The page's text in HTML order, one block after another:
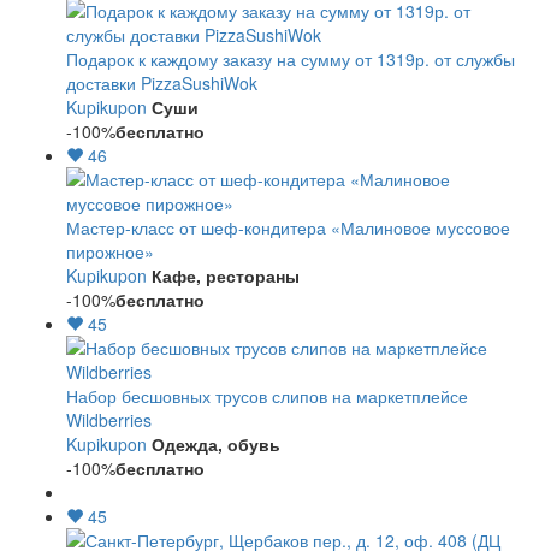
Подарок к каждому заказу на сумму от 1319р. от службы
доставки PizzaSushiWok
Kupikupon Суши
-100%бесплатно
46
Мастер-класс от шеф-кондитера «Малиновое муссовое
пирожное»
Kupikupon Кафе, рестораны
-100%бесплатно
45
Набор бесшовных трусов слипов на маркетплейсе
Wildberries
Kupikupon Одежда, обувь
-100%бесплатно
45